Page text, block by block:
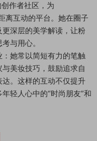
作者社区，为
离互动的平台。她在圈子
深层的美学解读，让粉
与用心。
她常以简短有力的笔触
美妆技巧，鼓励追求自
。这样的互动不仅提升
轻人心中的“时尚朋友”和